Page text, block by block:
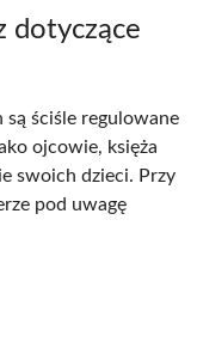
dotyczące
ściśle regulowane
ojcowie, księża
swoich dzieci. Przy
pod uwagę